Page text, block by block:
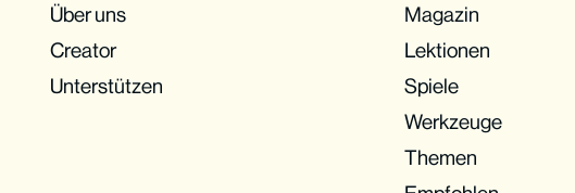
Über uns
Creator
Unterstützen
Magazin
Lektionen
Spiele
Werkzeuge
Themen